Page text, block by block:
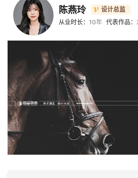
陈燕玲
设计总监
从业时长：10年 代表作品：